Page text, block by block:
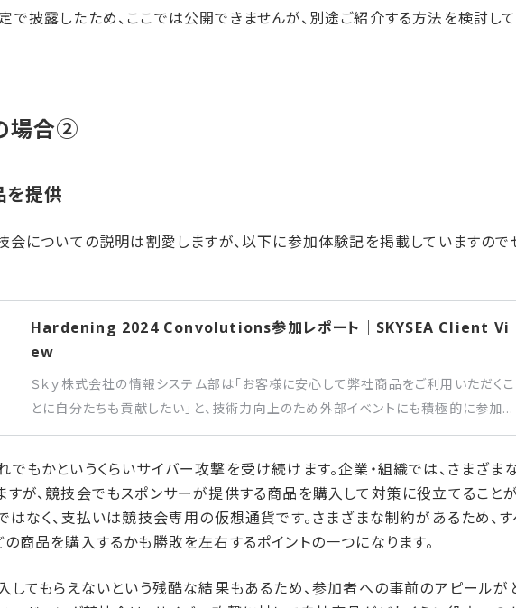
披露したため、ここでは公開できませんが、別途ご紹介する方法を検討し
場合②
を​提供
会についての説明は割愛しますが、以下に参加体験記を掲載していますので
Hardening 2024 Convolutions参加レポート｜SKYSEA Client Vi
ew
Ｓｋｙ株式会社の情報システム部は「お客様に安心して弊社商品をご利用いただくこ
とに自分たちも貢献したい」と、技術力向上のため外部イベントにも積極的に参加し
ています。今回報告するのは、Hardening Project主催のサイバー攻撃から“ビジネ
ィ対策を支援させていただくため、Hardening Projectのスポンサーを務めていま
す。
もかというくらいサイバー攻撃を受け続けます。企業・組織では、さまざま
が、競技会でもスポンサーが提供する商品を購入して対策に役立てること
はなく、支払いは競技会専用の仮想通貨です。さまざまな制約があるため、す
商品を購入するかも勝敗を左右するポイントの一つになります。
してもらえないという残酷な結果もあるため、参加者への事前のアピールが